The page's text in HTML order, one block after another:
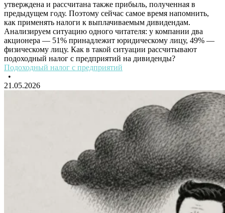
утверждена и рассчитана также прибыль, полученная в
предыдущем году. Поэтому сейчас самое время напомнить,
как применять налоги к выплачиваемым дивидендам.
Анализируем ситуацию одного читателя: у компании два
акционера — 51% принадлежит юридическому лицу, 49% —
физическому лицу. Как в такой ситуации рассчитывают
подоходный налог с предприятий на дивиденды?
Подоходный налог с предприятий
•
21.05.2026